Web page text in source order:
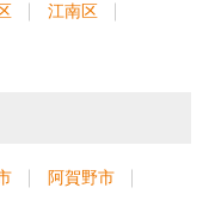
江南区
阿賀野市